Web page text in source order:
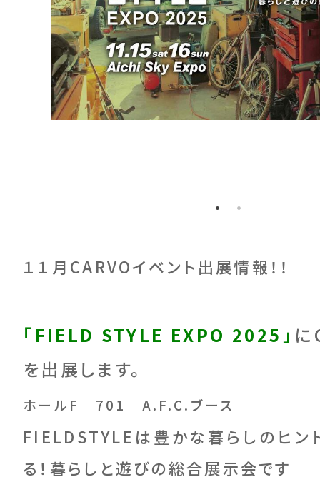
１１月CARVOイベント出展情報！！
「FIELD STYLE EXPO 2025」
を出展します。
ホールF 701 A.F.C.ブース
FIELDSTYLEは豊かな暮らしのヒン
る！暮らしと遊びの総合展示会です